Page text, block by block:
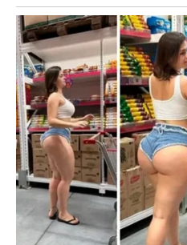
Za Vodoliju, život se menja
vam vraćaju slobodu i
skladu sa sobom, bez
drugima. Donosite odluke
ali sada osećate da su
Na emotivnom planu,
ste u vezi koja vas guši,
popravlja ili se vi oslobađate.
upoznati osobu koja poštuje
pokušava da ih menja. Ovo